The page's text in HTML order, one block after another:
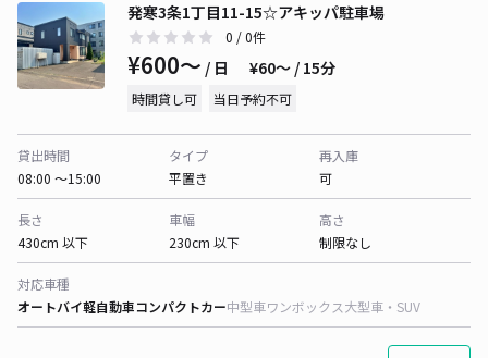
発寒3条1丁目11-15☆アキッパ駐車場
0 / 0件
¥600〜 / 日 ¥60〜 / 15分
時間貸し可 当日予約不可
貸出時間
08:00 〜15:00
タイプ
平置き
再入庫
可
長さ
430cm 以下
車幅
230cm 以下
高さ
制限なし
対応車種
オートバイ軽自動車コンパクトカー中型車ワンボックス大型車・SUV